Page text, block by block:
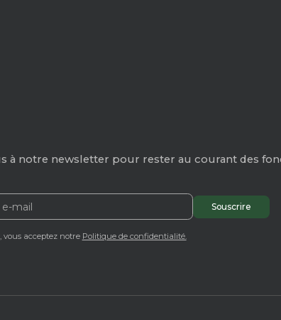
à notre newsletter pour rester au courant des
vous acceptez notre Politique de confidentialité.